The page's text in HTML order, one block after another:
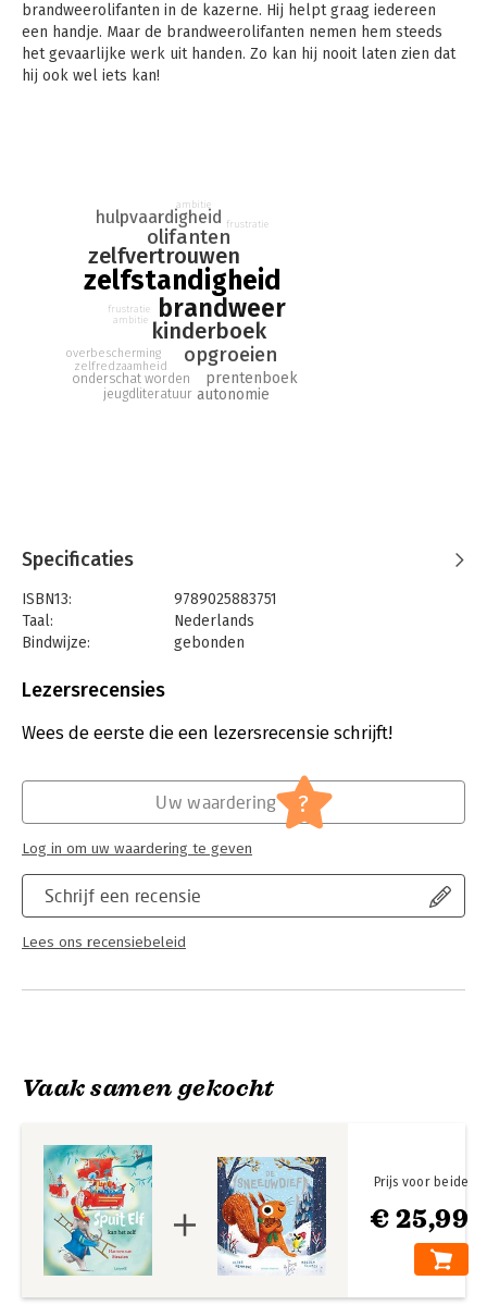
brandweerolifanten in de kazerne. Hij helpt graag iedereen
een handje. Maar de brandweerolifanten nemen hem steeds
het gevaarlijke werk uit handen. Zo kan hij nooit laten zien dat
hij ook wel iets kan!
zelfstandigheid
brandweer
kinderboek
zelfvertrouwen
olifanten
opgroeien
hulpvaardigheid
prentenboek
autonomie
jeugdliteratuur
onderschat worden
zelfredzaamheid
overbescherming
ambitie
frustratie
ambitie
frustratie
Specificaties
ISBN13:
9789025883751
Taal:
Nederlands
Bindwijze:
gebonden
Uitgever:
Verschijningsdatum:
16-8-2022
Lezersrecensies
Wees de eerste die een lezersrecensie schrijft!
Schrijf een recensie
Lees ons recensiebeleid
Uw waardering ?
Log in om uw waardering te geven
Vaak samen gekocht
€ 25,99
Prijs voor beide